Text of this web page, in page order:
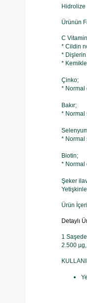
Hidrolize
Ürünün
C
* Cildin
* Dişlerin
*
Çinko;
* Normal
Bakır;
* Normal
* Normal
Biotin;
* Normal
Şeker
Ürün
Detaylı
1
2.500